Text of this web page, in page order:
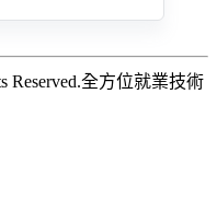
全方位就業技術